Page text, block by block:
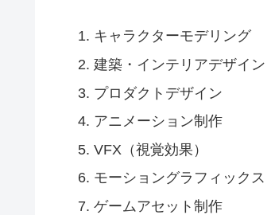
キャラクターモデリング
建築・インテリアデザイン
プロダクトデザイン
アニメーション制作
VFX（視覚効果）
モーショングラフィックス
ゲームアセット制作